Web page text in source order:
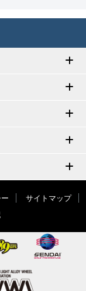
サイトマップ